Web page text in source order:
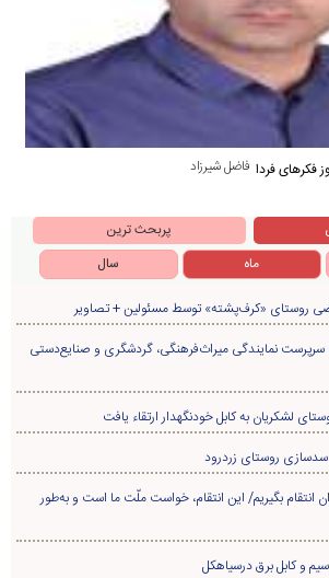
فاضل شیرزاد فکرهای فردا
پربحث ترین
ماه سال
روستای «کرف‌پشته» توسط مسئولین + تصاویر
سرپرست نمایندگی میراث‌فرهنگی، گردشگری و صنایع‌دستی
سدسازی روستای زردرود
انتقام بگیریم/ این انتقام، خواست ملّت ما است و به‌طور
و کابل برق درسیاهکل